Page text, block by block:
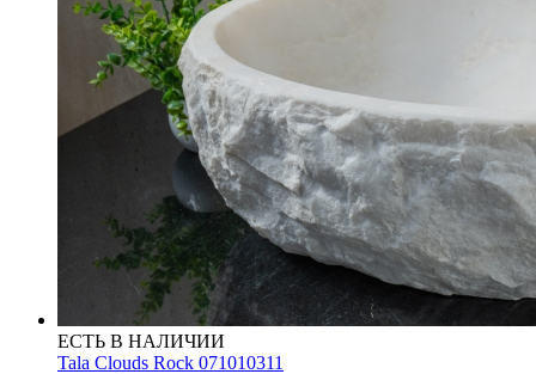
ЕСТЬ В НАЛИЧИИ
Tala Clouds Rock 071010311